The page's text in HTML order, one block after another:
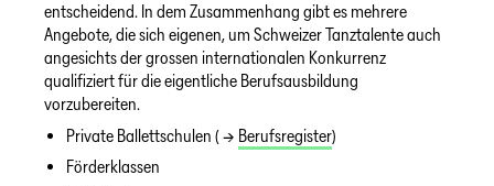
entscheidend. In dem Zusammenhang gibt es mehrere
Angebote, die sich eigenen, um Schweizer Tanztalente auch
angesichts der grossen internationalen Konkurrenz
qualifiziert für die eigentliche Berufsausbildung
vorzubereiten.
Private Ballettschulen ( → Berufsregister)
Förderklassen